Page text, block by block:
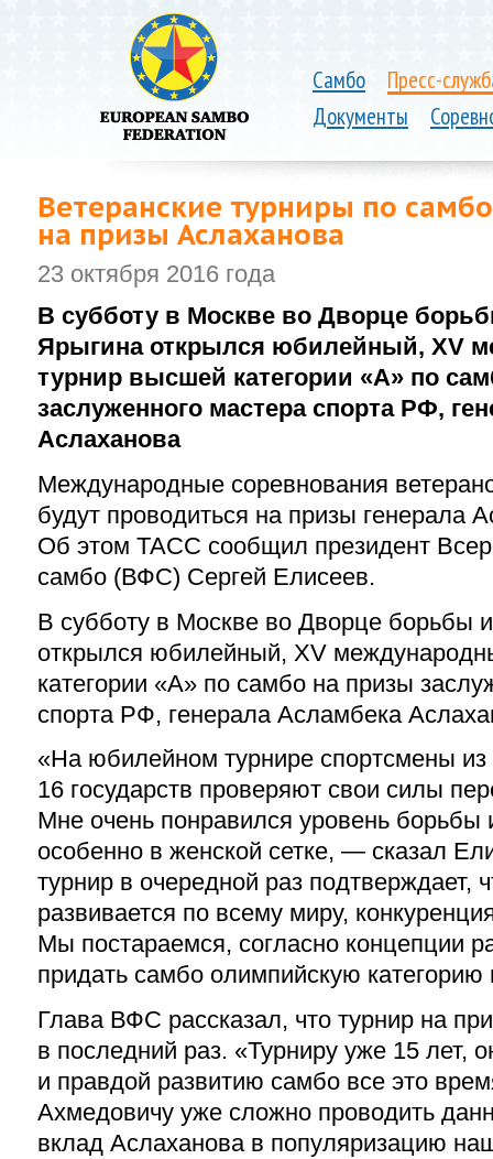
Самбо
Пресс-
Документы
Ветеранские турниры по
на призы Аслаханова
23 октября 2016 года
В субботу в Москве во Дворце
Ярыгина открылся юбилейный, XV
турнир высшей категории «А» по
заслуженного мастера спорта РФ,
Аслаханова
Международные соревнования
будут проводиться на призы генерала
Об этом ТАСС сообщил президент
самбо (ВФС) Сергей Елисеев.
В субботу в Москве во Дворце борьбы
открылся юбилейный, XV
категории «А» по самбо на призы
спорта РФ, генерала Асламбека
«На юбилейном турнире спортсмены
16 государств проверяют свои силы
Мне очень понравился уровень борьбы
особенно в женской сетке, — сказал
турнир в очередной раз подтверждает,
развивается по всему миру,
Мы постараемся, согласно концепции
придать самбо олимпийскую категорию
Глава ВФС рассказал, что турнир на
в последний раз. «Турниру уже 15 лет,
и правдой развитию самбо все это
Ахмедовичу уже сложно проводить
вклад Аслаханова в популяризацию